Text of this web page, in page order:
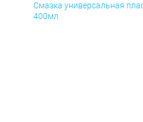
Смазка универсальная
400мл